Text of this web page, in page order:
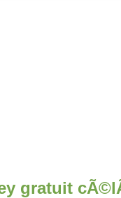
gratuit